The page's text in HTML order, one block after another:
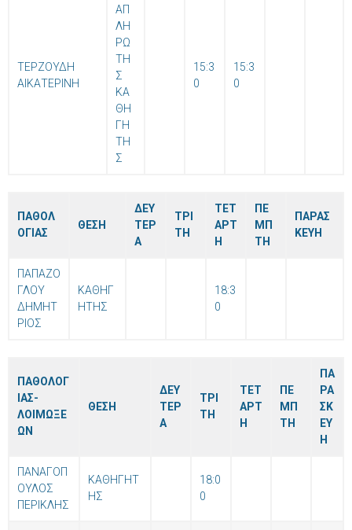
ΤΕΡΖΟΥΔΗ
ΑΙΚΑΤΕΡΙΝΗ
ΑΠ
ΛΗ
ΡΩ
ΤΗ
Σ
ΚΑ
ΘΗ
ΓΗ
ΤΗ
Σ
15:3
0
15:3
0
ΠΑΘΟΛ
ΟΓΙΑΣ
ΘΕΣΗ
ΔΕΥ
ΤΕΡ
Α
ΤΡΙ
ΤΗ
ΤΕΤ
ΑΡΤ
Η
ΠΕ
ΜΠ
ΤΗ
ΠΑΡΑΣ
ΚΕΥΗ
ΠΑΠΑΖΟ
ΓΛΟΥ
ΔΗΜΗΤ
ΡΙΟΣ
ΚΑΘΗΓ
ΗΤΗΣ
18:3
0
ΠΑΘΟΛΟΓ
ΙΑΣ-
ΛΟΙΜΩΞΕ
ΩΝ
ΘΕΣΗ
ΔΕΥ
ΤΕΡ
Α
ΤΡΙ
ΤΗ
ΤΕΤ
ΑΡΤ
Η
ΠΕ
ΜΠ
ΤΗ
ΠΑ
ΡΑ
ΣΚ
ΕΥ
Η
ΠΑΝΑΓΟΠ
ΟΥΛΟΣ
ΠΕΡΙΚΛΗΣ
ΚΑΘΗΓΗΤ
ΗΣ
18:0
0